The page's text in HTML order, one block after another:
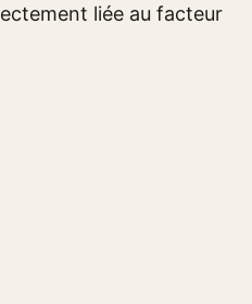
liée au facteur